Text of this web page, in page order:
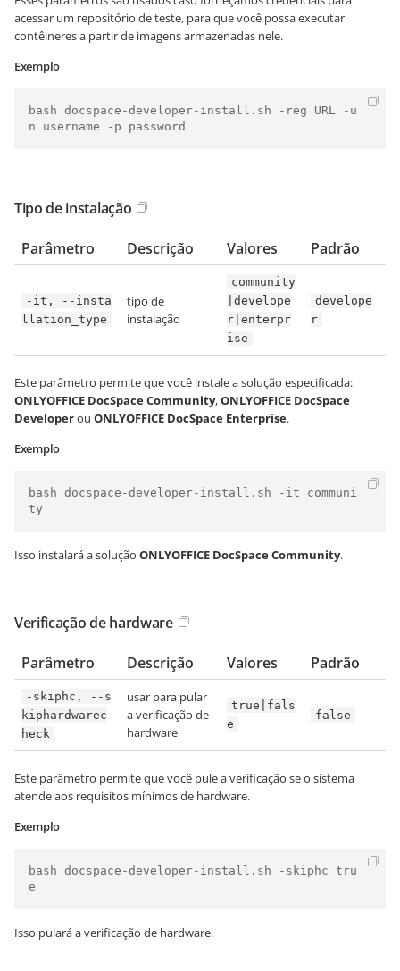
acessar um repositório de teste, para que você possa executar
contêineres a partir de imagens armazenadas nele.
Exemplo
bash docspace-developer-install.sh -reg URL -u
n username -p password
Tipo de instalação
Parâmetro Descrição Valores Padrão
-it, --insta
llation_type
tipo de
instalação
community
|develope
r|enterpr
ise
develope
r
Este parâmetro permite que você instale a solução especificada:
ONLYOFFICE DocSpace Community,ONLYOFFICE DocSpace
Developerou ONLYOFFICE DocSpace Enterprise.
Exemplo
bash docspace-developer-install.sh -it communi
ty
Isso instalará a solução ONLYOFFICE DocSpace Community.
Verificação de hardware
Parâmetro Descrição Valores Padrão
-skiphc, --s
kiphardwarec
heck
usar para pular
a verificação de
hardware
true|fals
e
false
Este parâmetro permite que você pule a verificação se o sistema
atende aos requisitos mínimos de hardware.
Exemplo
bash docspace-developer-install.sh -skiphc tru
e
Isso pulará a verificação de hardware.